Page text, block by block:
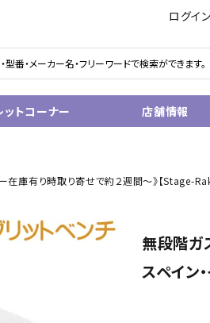
ログイン
ドピアノ
アノ
アノ/エレクトーン
ットコーナー 店舗情報
在庫有り時取り寄せで約２週間～》【
無段階ガ
スペイン